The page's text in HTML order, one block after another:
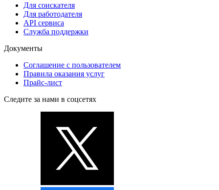
Для соискателя
Для работодателя
API сервиса
Служба поддержки
Документы
Соглашение с пользователем
Правила оказания услуг
Прайс-лист
Следите за нами в соцсетях